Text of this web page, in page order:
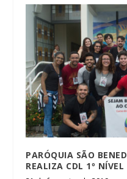
PARÓQUIA SÃO
REALIZA CDL 1º NÍVEL